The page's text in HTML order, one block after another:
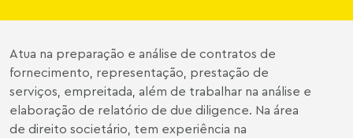
Atua na preparação e análise de contratos de
fornecimento, representação, prestação de
serviços, empreitada, além de trabalhar na análise e
elaboração de relatório de due diligence. Na área
de direito societário, tem experiência na